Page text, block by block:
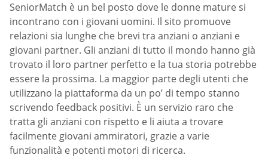
SeniorMatch è un bel posto dove le donne mature si
incontrano con i giovani uomini. Il sito promuove
relazioni sia lunghe che brevi tra anziani o anziani e
giovani partner. Gli anziani di tutto il mondo hanno già
trovato il loro partner perfetto e la tua storia potrebbe
essere la prossima. La maggior parte degli utenti che
utilizzano la piattaforma da un po’ di tempo stanno
scrivendo feedback positivi. È un servizio raro che
tratta gli anziani con rispetto e li aiuta a trovare
facilmente giovani ammiratori, grazie a varie
funzionalità e potenti motori di ricerca.